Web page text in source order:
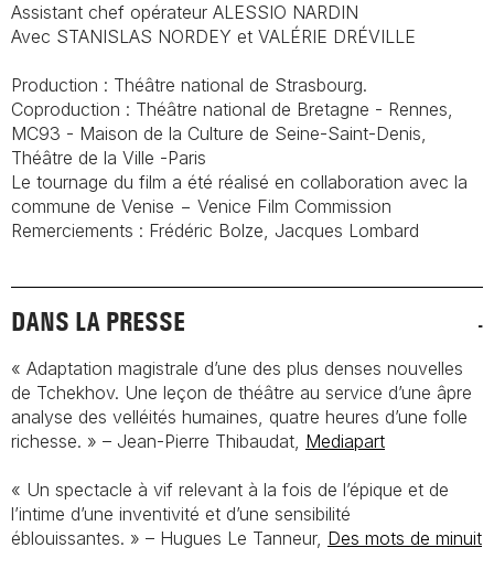
Assistant chef opérateur ALESSIO NARDIN
Avec STANISLAS NORDEY et VALÉRIE DRÉVILLE
Production : Théâtre national de Strasbourg.
Coproduction : Théâtre national de Bretagne - Rennes,
MC93 - Maison de la Culture de Seine-Saint-Denis,
Théâtre de la Ville -Paris
Le tournage du film a été réalisé en collaboration avec la
commune de Venise − Venice Film Commission
Remerciements : Frédéric Bolze, Jacques Lombard
DANS LA PRESSE
« Adaptation magistrale d’une des plus denses nouvelles
de Tchekhov. Une leçon de théâtre au service d’une âpre
analyse des velléités humaines, quatre heures d’une folle
richesse. » – Jean-Pierre Thibaudat, Mediapart
« Un spectacle à vif relevant à la fois de l’épique et de
l’intime d’une inventivité et d’une sensibilité
éblouissantes. » – Hugues Le Tanneur, Des mots de minuit